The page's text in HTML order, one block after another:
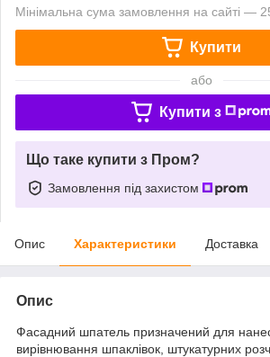
Мінімальна сума замовлення на сайті —
Купити
або
Купити з
Що таке купити з Пром?
Замовлення під захистом
Опис Характеристики Доставка
Опис
Фасадний шпатель призначений для
вирівнювання шпаклівок, штукатурних